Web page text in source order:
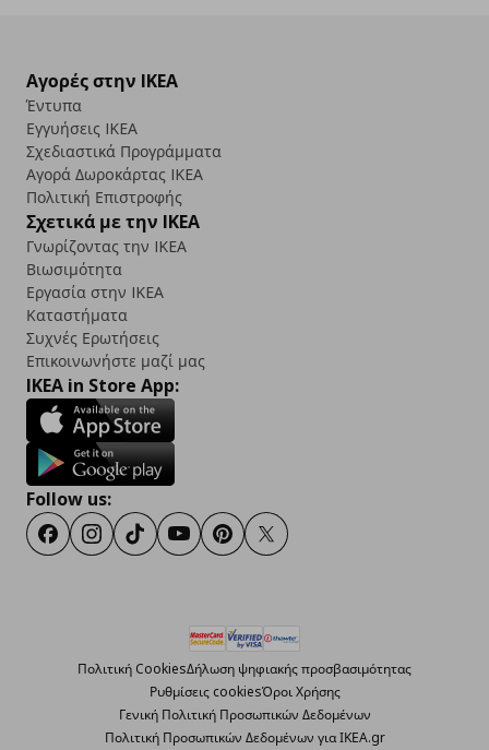
Αγορές στην IKEA
Έντυπα
Εγγυήσεις IKEA
Σχεδιαστικά Προγράμματα
Αγορά Δωρoκάρτας IKEA
Πολιτική Επιστροφής
Σχετικά με την IKEA
Γνωρίζοντας την IKEA
Βιωσιμότητα
Εργασία στην IKEA
Καταστήματα
Συχνές Ερωτήσεις
Επικοινωνήστε μαζί μας
IKEA in Store App:
Follow us:
FacebookInstagram
TikTokYoutubePinterestTwitter
Πολιτική CookiesΔήλωση ψηφιακής προσβασιμότητας
Ρυθμίσεις cookiesΌροι Χρήσης
Γενική Πολιτική Προσωπικών Δεδομένων
Πολιτική Προσωπικών Δεδομένων για ΙΚΕΑ.gr